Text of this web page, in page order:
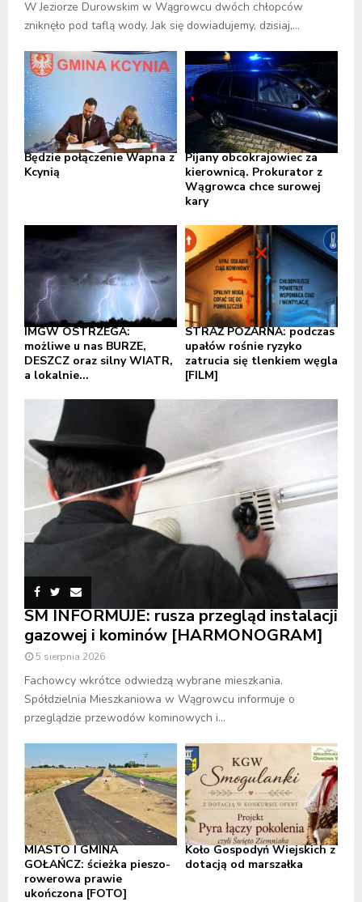
W Jeziorze Durowskim w Wągrowcu dwóch chłopców
zniknęło pod taflą wody. Jak się dowiadujemy, dzisiaj,...
Będzie połączenie Wapna z
Kcynią
Pijany obcokrajowiec za
kierownicą. Prokurator z
Wągrowca chce surowej
kary
IMGW OSTRZEGA:
możliwe u nas BURZE,
DESZCZ oraz silny WIATR,
a lokalnie...
STRAŻ POŻARNA: podczas
upałów rośnie ryzyko
zatrucia się tlenkiem węgla
[FILM]
SM INFORMUJE: rusza przegląd instalacji
gazowej i kominów [HARMONOGRAM]
5 sierpnia 2026
Fachowcy wkrótce odwiedzą wybrane mieszkania.
Spółdzielnia Mieszkaniowa w Wągrowcu informuje o
przeglądzie przewodów kominowych i...
MIASTO I GMINA
GOŁAŃCZ: ścieżka pieszo-
rowerowa prawie
ukończona [FOTO]
Koło Gospodyń Wiejskich z
dotacją od marszałka